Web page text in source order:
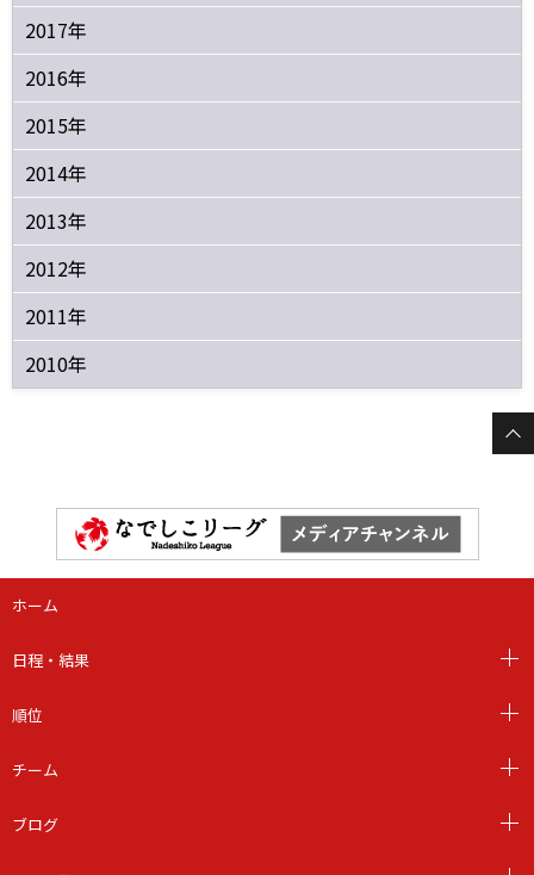
2017年
2016年
2015年
2014年
2013年
2012年
2011年
2010年
ホーム
日程・結果
順位
チーム
ブログ